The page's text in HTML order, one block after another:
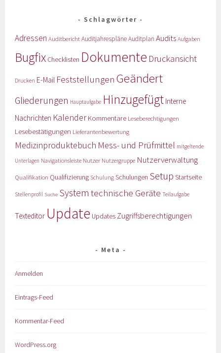
Schlagwörter
Adressen AuditberichtAuditjahrespläneAuditplan Audits Aufgaben
Bugfix Checklisten Dokumente Druckansicht
Drucken E-Mail Feststellungen Geändert
Gliederungen Hauptaufgabe Hinzugefügt Interne
Nachrichten KalenderKommentare Leseberechtigungen
Lesebestätigungen Lieferantenbewertung
Medizinproduktebuch Mess- und Prüfmittel mitgeltende
Unterlagen Navigationsleiste Nutzer Nutzergruppe Nutzerverwaltung
Qualifikation Qualifizierung Schulung Schulungen Setup Startseite
Stellenprofil Suche System technische Geräte Teilaufgabe
Texteditor Update Updates Zugriffsberechtigungen
Meta
Anmelden
Eintrags-Feed
Kommentar-Feed
WordPress.org